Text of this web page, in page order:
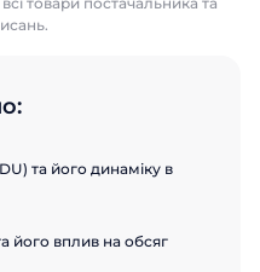
та його динаміку в
його вплив на обсяг